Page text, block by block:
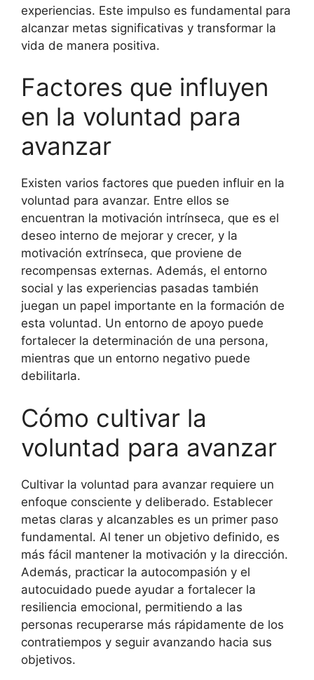
experiencias. Este impulso es fundamental para
alcanzar metas significativas y transformar la
vida de manera positiva.
Factores que influyen
en la voluntad para
avanzar
Existen varios factores que pueden influir en la
voluntad para avanzar. Entre ellos se
encuentran la motivación intrínseca, que es el
deseo interno de mejorar y crecer, y la
motivación extrínseca, que proviene de
recompensas externas. Además, el entorno
social y las experiencias pasadas también
juegan un papel importante en la formación de
esta voluntad. Un entorno de apoyo puede
fortalecer la determinación de una persona,
mientras que un entorno negativo puede
debilitarla.
Cómo cultivar la
voluntad para avanzar
Cultivar la voluntad para avanzar requiere un
enfoque consciente y deliberado. Establecer
metas claras y alcanzables es un primer paso
fundamental. Al tener un objetivo definido, es
más fácil mantener la motivación y la dirección.
Además, practicar la autocompasión y el
autocuidado puede ayudar a fortalecer la
resiliencia emocional, permitiendo a las
personas recuperarse más rápidamente de los
contratiempos y seguir avanzando hacia sus
objetivos.